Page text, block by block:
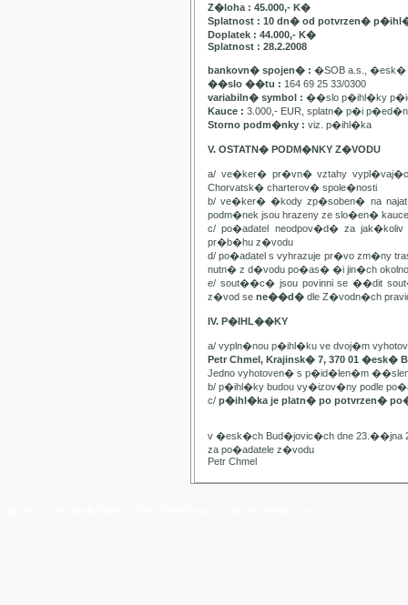
Z�loha : 45.000,- K�
Splatnost : 10 dn� od potvrzen�
Doplatek : 44.000,- K�
Splatnost : 28.2.2008
bankovn� spojen� : �SOB a.s., �esk�
��slo ��tu : 164 69 25 33/0300
variabiln� symbol : ��slo p�ihl�ky
Kauce : 3.000,- EUR, splatn� p�i
Storno podm�nky : viz. p�ihl�ka
V. OSTATN� PODM�NKY Z�VODU
a/ ve�ker� pr�vn� vztahy
Chorvatsk� charterov� spole�nosti
b/ ve�ker� �kody zp�soben� na
podm�nek jsou hrazeny ze slo�en� kauce
c/ po�adatel neodpov�d� za
pr�b�hu z�vodu
d/ po�adatel s vyhrazuje pr�vo zm�ny
nutn� z d�vodu po�as� �i jin�ch
e/ sout��c� jsou povinni se ��dit
z�vod se ne��d� dle Z�vodn�ch
IV. P�IHL��KY
a/ vypln�nou p�ihl�ku ve dvoj�m
Petr Chmel, Krajinsk� 7, 370 01 �esk�
Jedno vyhotoven� s p�id�len�m
b/ p�ihl�ky budou vy�izov�ny podle
c/ p�ihl�ka je platn� po potvrzen�
v �esk�ch Bud�jovic�ch dne 23.��jna
za po�adatele z�vodu
Petr Chmel